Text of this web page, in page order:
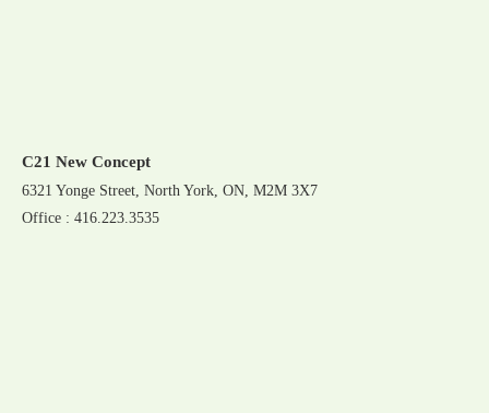
C21 New Concept
6321 Yonge Street, North York, ON, M2M 3X7
Office : 416.223.3535